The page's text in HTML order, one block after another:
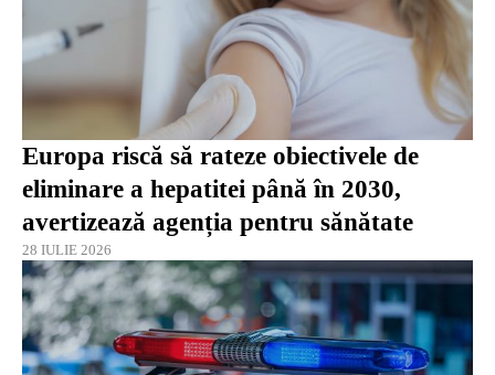
Europa riscă să rateze obiectivele de
eliminare a hepatitei până în 2030,
avertizează agenția pentru sănătate
28 IULIE 2026